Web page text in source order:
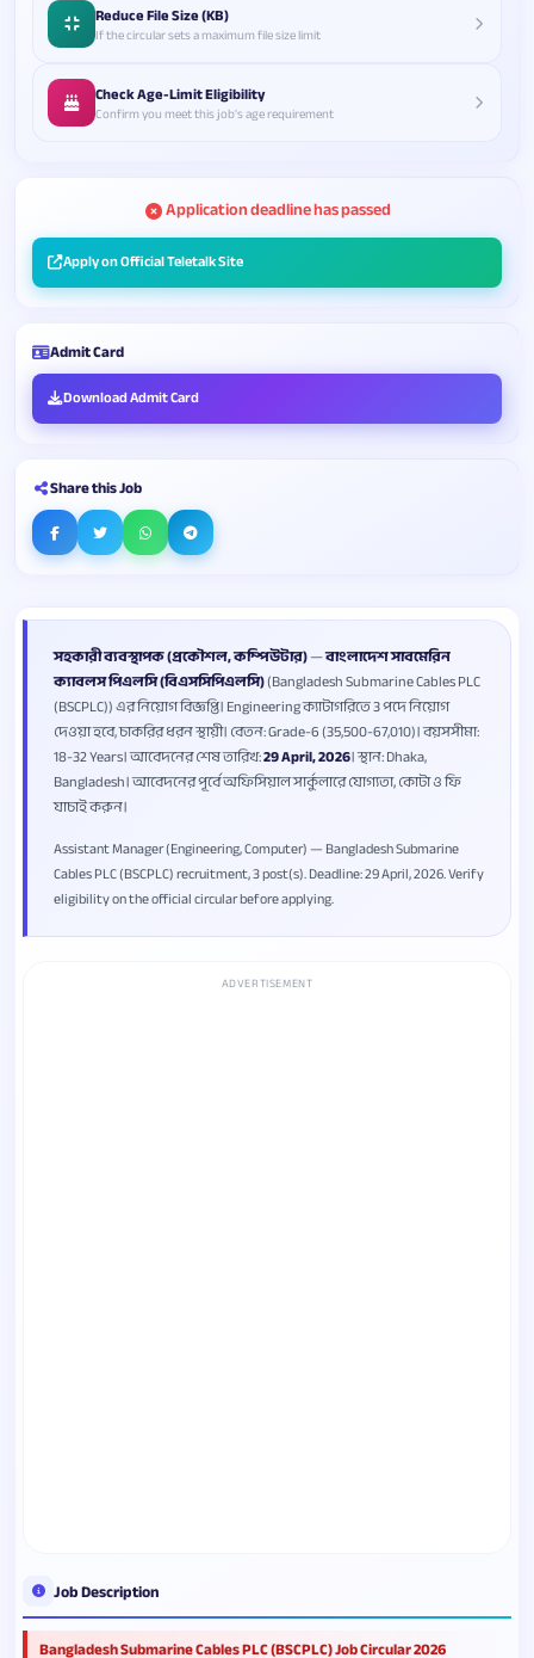
সহকারী ব্যবস্থাপক (প্রকৌশল, কম্পিউটার)—বাংলাদেশ সাবমেরিন
ক্যাবলস পিএলসি (বিএসসিপিএলসি)(Bangladesh Submarine Cables PLC
(BSCPLC)) এর নিয়োগ বিজ্ঞপ্তি। Engineering ক্যাটাগরিতে 3 পদে নিয়োগ
দেওয়া হবে, চাকরির ধরন স্থায়ী। বেতন: Grade-6 (35,500-67,010)। বয়সসীমা:
18-32 Years। আবেদনের শেষ তারিখ:29 April, 2026। স্থান: Dhaka,
Bangladesh। আবেদনের পূর্বে অফিসিয়াল সার্কুলারে যোগ্যতা, কোটা ও ফি
যাচাই করুন।
Assistant Manager (Engineering, Computer) — Bangladesh Submarine
Cables PLC (BSCPLC) recruitment, 3 post(s). Deadline: 29 April, 2026. Verify
eligibility on the official circular before applying.
ADVERTISEMENT
Job Description
Bangladesh Submarine Cables PLC (BSCPLC) Job Circular 2026
Reduce File Size (KB)
If the circular sets a maximum file size limit
Check Age-Limit Eligibility
Confirm you meet this job's age requirement
Application deadline has passed
Apply on Official Teletalk Site
Admit Card
Download Admit Card
Share this Job